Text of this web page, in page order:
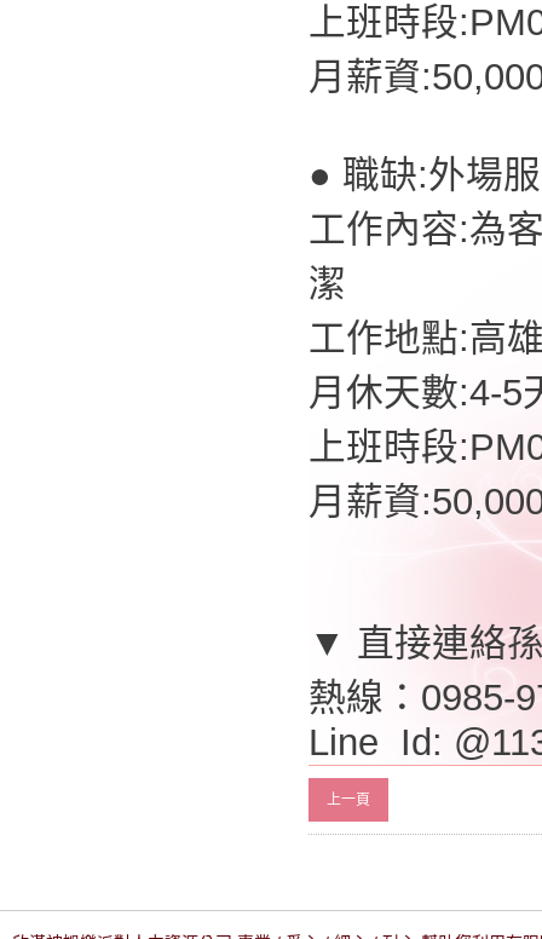
上班時段
月薪資
● 職缺:外場
工作內容:為
潔
工作地點:高
月休天數:4-5
上班時段
月薪資
▼ 直接連絡
熱線：0985-
Line Id:
上一頁